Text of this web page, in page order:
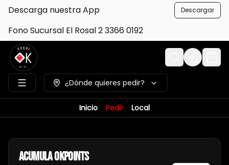
Descarga nuestra App Descargar
Fono Sucursal El Rosal 2 3366 0192
Login
¿Dónde quieres pedir?
Inicio Pedir Local
AcumulaOkpoints